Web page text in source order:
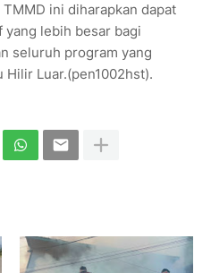
ini diharapkan dapat
yang lebih besar bagi
seluruh program yang
Hilir Luar.(pen1002hst).